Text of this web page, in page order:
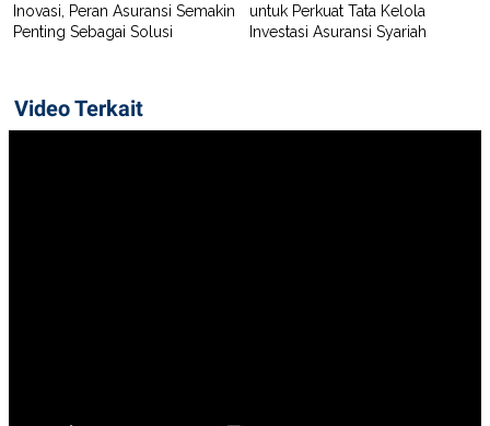
.
I
Inovasi, Peran Asuransi Semakin
Penting Sebagai Solusi
untuk Perkuat Tata Kelola
Investasi Asuransi Syariah
Video Terkait